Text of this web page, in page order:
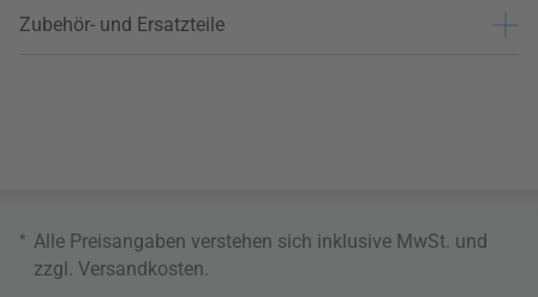
Zubehör- und Ersatzteile
* Alle Preisangaben verstehen sich inklusive MwSt. und
zzgl. Versandkosten